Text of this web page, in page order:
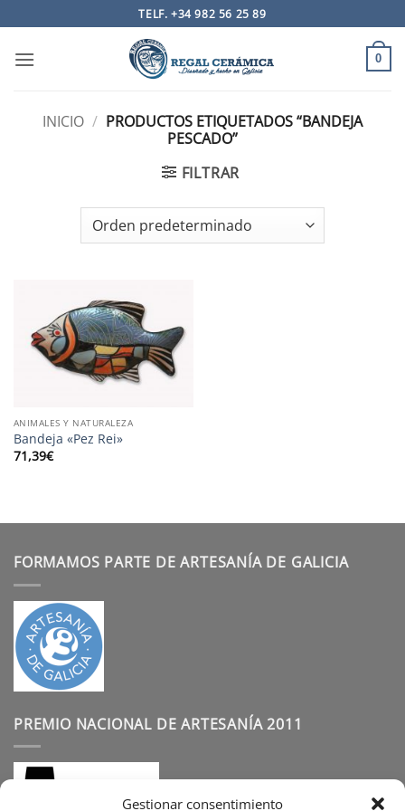
Gestionar consentimiento
al
contenido
TELF. +34 982 56 25 89
0
INICIO / PRODUCTOS ETIQUETADOS “BANDEJA
PESCADO”
FILTRAR
ANIMALES Y NATURALEZA
Bandeja «Pez Rei»
71,39€
FORMAMOS PARTE DE ARTESANÍA DE GALICIA
PREMIO NACIONAL DE ARTESANÍA 2011